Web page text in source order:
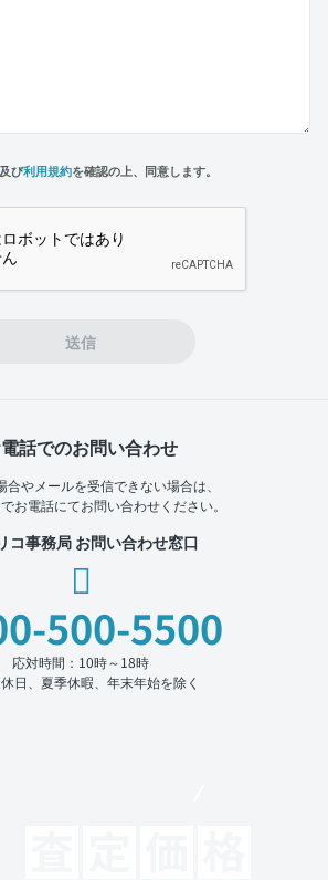
及び利用規約を確認の上、同意します。
送信
話でのお問い合わせ
合やメールを受信できない場合は、
お電話にてお問い合わせください。
コ事務局 お問い合わせ窓口
500-5500
応対時間：10時～18時
日、夏季休暇、年末年始を除く